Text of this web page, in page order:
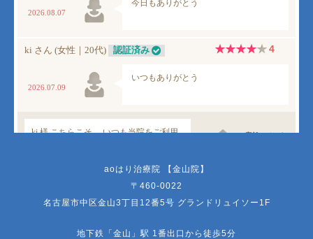
aoはり治療院 【金山院】
〒460-0022
名古屋市中区金山3丁目12番5号 グランドリュイソー1F
地下鉄「金山」駅 1番出口から徒歩5分